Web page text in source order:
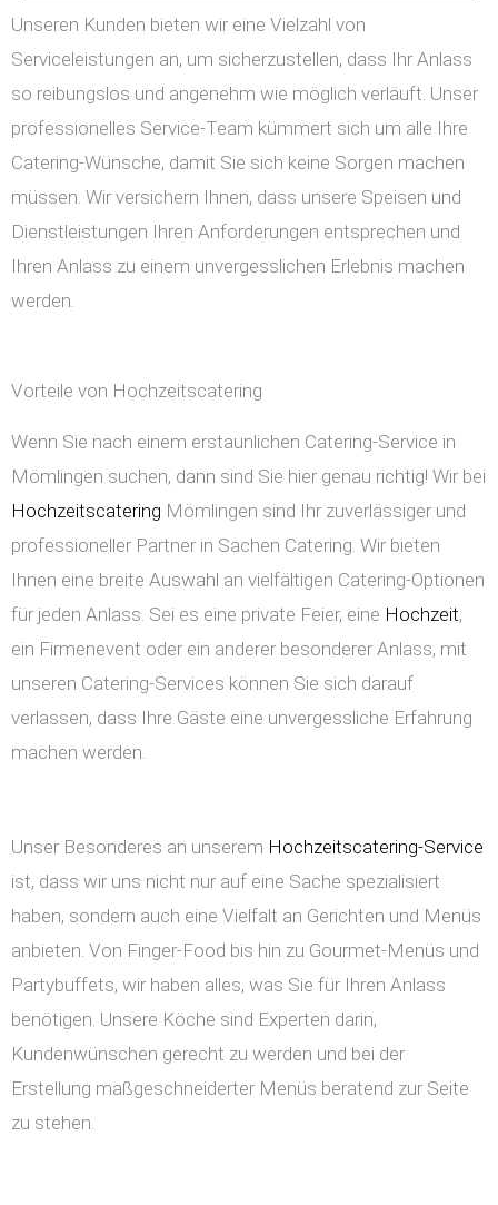
Unseren Kunden bieten wir eine Vielzahl von
Serviceleistungen an, um sicherzustellen, dass Ihr Anlass
so reibungslos und angenehm wie möglich verläuft. Unser
professionelles Service-Team kümmert sich um alle Ihre
Catering-Wünsche, damit Sie sich keine Sorgen machen
müssen. Wir versichern Ihnen, dass unsere Speisen und
Dienstleistungen Ihren Anforderungen entsprechen und
Ihren Anlass zu einem unvergesslichen Erlebnis machen
werden.
Vorteile von Hochzeitscatering
Wenn Sie nach einem erstaunlichen Catering-Service in
Mömlingen suchen, dann sind Sie hier genau richtig! Wir bei
Hochzeitscatering Mömlingen sind Ihr zuverlässiger und
professioneller Partner in Sachen Catering. Wir bieten
Ihnen eine breite Auswahl an vielfältigen Catering-Optionen
für jeden Anlass. Sei es eine private Feier, eine Hochzeit,
ein Firmenevent oder ein anderer besonderer Anlass, mit
unseren Catering-Services können Sie sich darauf
verlassen, dass Ihre Gäste eine unvergessliche Erfahrung
machen werden.
Unser Besonderes an unserem Hochzeitscatering-Service
ist, dass wir uns nicht nur auf eine Sache spezialisiert
haben, sondern auch eine Vielfalt an Gerichten und Menüs
anbieten. Von Finger-Food bis hin zu Gourmet-Menüs und
Partybuffets, wir haben alles, was Sie für Ihren Anlass
benötigen. Unsere Köche sind Experten darin,
Kundenwünschen gerecht zu werden und bei der
Erstellung maßgeschneiderter Menüs beratend zur Seite
zu stehen.